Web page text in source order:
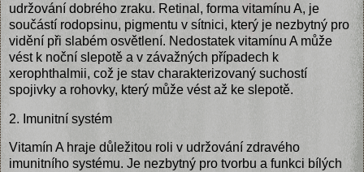
udržování dobrého zraku. Retinal, forma vitamínu A, je
součástí rodopsinu, pigmentu v sítnici, který je nezbytný pro
vidění při slabém osvětlení. Nedostatek vitamínu A může
vést k noční slepotě a v závažných případech k
xerophthalmii, což je stav charakterizovaný suchostí
spojivky a rohovky, který může vést až ke slepotě.
2. Imunitní systém
Vitamín A hraje důležitou roli v udržování zdravého
imunitního systému. Je nezbytný pro tvorbu a funkci bílých